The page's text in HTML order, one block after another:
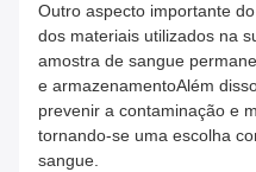
Outro aspecto importante
dos materiais utilizados na
amostra de sangue
e armazenamentoAlém
prevenir a contaminação e
tornando-se uma escolha
sangue.